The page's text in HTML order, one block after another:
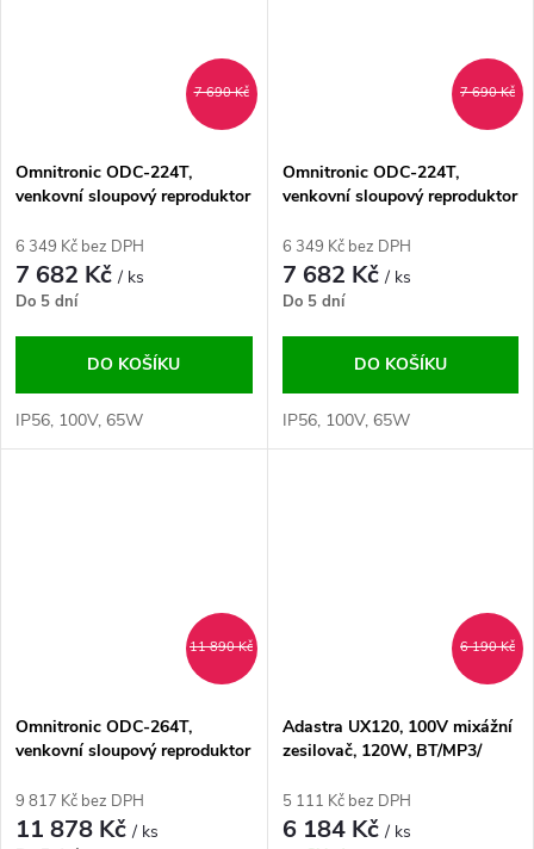
7 690 Kč
Omnitronic ODC-224T,
venkovní sloupový reproduktor
6 349 Kč bez DPH
7 682 Kč/ ks
Do 5 dní
DO KOŠÍKU
IP56, 100V, 65W
7 690 Kč
Omnitronic ODC-224T,
venkovní sloupový reproduktor
6 349 Kč bez DPH
7 682 Kč/ ks
Do 5 dní
DO KOŠÍKU
IP56, 100V, 65W
11 890 Kč
Omnitronic ODC-264T,
venkovní sloupový reproduktor
9 817 Kč bez DPH
11 878 Kč/ ks
6 190 Kč
Adastra UX120, 100V mixážní
zesilovač, 120W, BT/MP3/
5 111 Kč bez DPH
6 184 Kč/ ks